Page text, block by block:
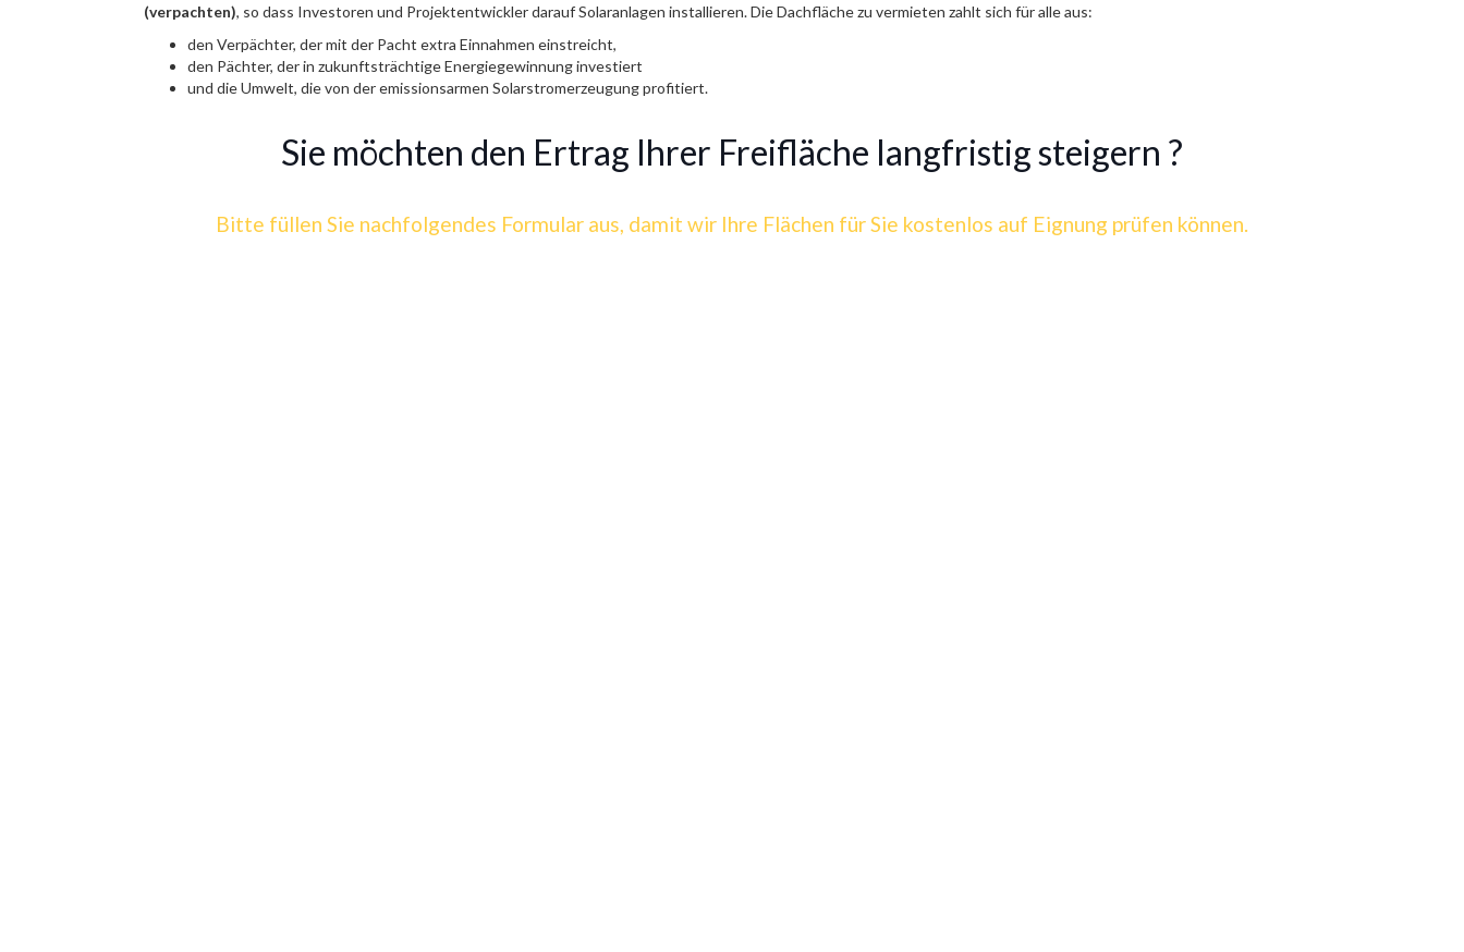
(verpachten), so dass Investoren und Projektentwickler darauf Solaranlagen installieren. Die Dachfläche zu vermieten zahlt sich für alle aus:
den Verpächter, der mit der Pacht extra Einnahmen einstreicht,
den Pächter, der in zukunftsträchtige Energiegewinnung investiert
und die Umwelt, die von der emissionsarmen Solarstromerzeugung profitiert.
Sie möchten den Ertrag Ihrer Freifläche langfristig steigern ?
Bitte füllen Sie nachfolgendes Formular aus, damit wir Ihre Flächen für Sie kostenlos auf Eignung prüfen können.